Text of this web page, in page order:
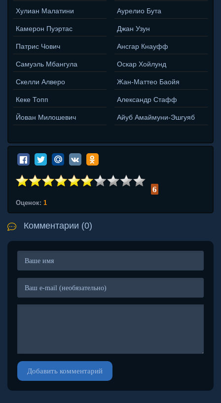
Хулиан Малатини
Камерон Пуэртас
Патрис Чович
Самуэль Мбангула
Скелли Алверо
Кеке Топп
Йован Милошевич
Аурелио Бута
Джан Узун
Ансгар Кнауфф
Оскар Хойлунд
Жан-Маттео Баойя
Александр Стафф
Айуб Амаймуни-Эшгуяб
6
Оценок: 1
Комментарии (0)
Добавить комментарий